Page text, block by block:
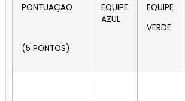
PONTUAÇAO
(5 PONTOS)
EQUIPE
AZUL
EQUIPE
VERDE